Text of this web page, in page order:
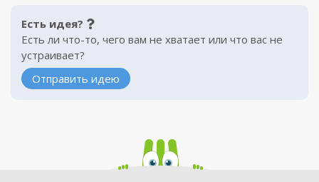
Есть идея?
Есть ли что-то, чего вам не хватает или что вас не
устраивает?
Отправить идею